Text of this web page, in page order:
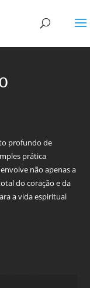
profundo de
prática
não apenas a
do coração e da
a vida espiritual